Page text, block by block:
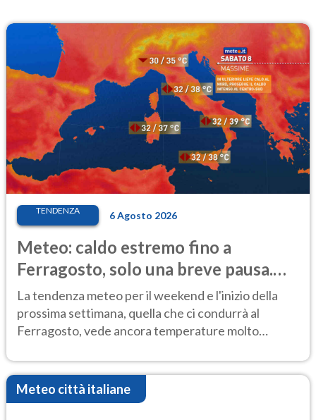
TENDENZA 6 Agosto 2026
Meteo: caldo estremo fino a
Ferragosto, solo una breve pausa.
Ecco dove
La tendenza meteo per il weekend e l'inizio della
prossima settimana, quella che ci condurrà al
Ferragosto, vede ancora temperature molto
Meteo città italiane